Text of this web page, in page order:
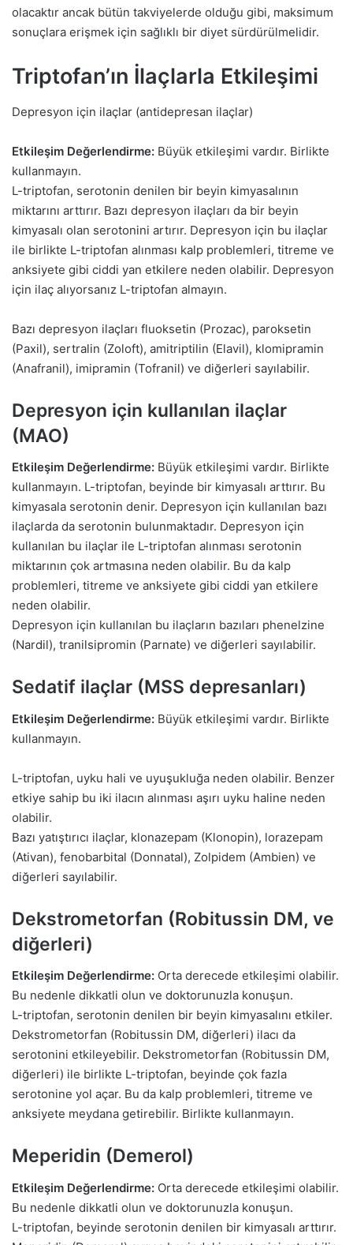
olacaktır ancak bütün takviyelerde olduğu gibi, maksimum
sonuçlara erişmek için sağlıklı bir diyet sürdürülmelidir.
Triptofan’ın İlaçlarla Etkileşimi
Depresyon için ilaçlar (antidepresan ilaçlar)
Etkileşim Değerlendirme: Büyük etkileşimi vardır. Birlikte
kullanmayın.
L-triptofan, serotonin denilen bir beyin kimyasalının
miktarını arttırır. Bazı depresyon ilaçları da bir beyin
kimyasalı olan serotonini artırır. Depresyon için bu ilaçlar
ile birlikte L-triptofan alınması kalp problemleri, titreme ve
anksiyete gibi ciddi yan etkilere neden olabilir. Depresyon
için ilaç alıyorsanız L-triptofan almayın.
Bazı depresyon ilaçları fluoksetin (Prozac), paroksetin
(Paxil), sertralin (Zoloft), amitriptilin (Elavil), klomipramin
(Anafranil), imipramin (Tofranil) ve diğerleri sayılabilir.
Depresyon için kullanılan ilaçlar
(MAO)
Etkileşim Değerlendirme: Büyük etkileşimi vardır. Birlikte
kullanmayın. L-triptofan, beyinde bir kimyasalı arttırır. Bu
kimyasala serotonin denir. Depresyon için kullanılan bazı
ilaçlarda da serotonin bulunmaktadır. Depresyon için
kullanılan bu ilaçlar ile L-triptofan alınması serotonin
miktarının çok artmasına neden olabilir. Bu da kalp
problemleri, titreme ve anksiyete gibi ciddi yan etkilere
neden olabilir.
Depresyon için kullanılan bu ilaçların bazıları phenelzine
(Nardil), tranilsipromin (Parnate) ve diğerleri sayılabilir.
Sedatif ilaçlar (MSS depresanları)
Etkileşim Değerlendirme: Büyük etkileşimi vardır. Birlikte
kullanmayın.
L-triptofan, uyku hali ve uyuşukluğa neden olabilir. Benzer
etkiye sahip bu iki ilacın alınması aşırı uyku haline neden
olabilir.
Bazı yatıştırıcı ilaçlar, klonazepam (Klonopin), lorazepam
(Ativan), fenobarbital (Donnatal), Zolpidem (Ambien) ve
diğerleri sayılabilir.
Dekstrometorfan (Robitussin DM, ve
diğerleri)
Etkileşim Değerlendirme: Orta derecede etkileşimi olabilir.
Bu nedenle dikkatli olun ve doktorunuzla konuşun.
L-triptofan, serotonin denilen bir beyin kimyasalını etkiler.
Dekstrometorfan (Robitussin DM, diğerleri) ilacı da
serotonini etkileyebilir. Dekstrometorfan (Robitussin DM,
diğerleri) ile birlikte L-triptofan, beyinde çok fazla
serotonine yol açar. Bu da kalp problemleri, titreme ve
anksiyete meydana getirebilir. Birlikte kullanmayın.
Meperidin (Demerol)
Etkileşim Değerlendirme: Orta derecede etkileşimi olabilir.
Bu nedenle dikkatli olun ve doktorunuzla konuşun.
L-triptofan, beyinde serotonin denilen bir kimyasalı arttırır.